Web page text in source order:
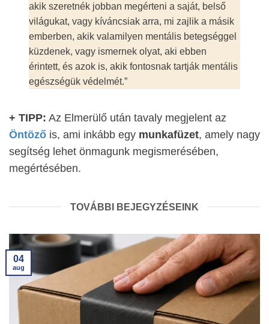
akik szeretnék jobban megérteni a saját, belső
világukat, vagy kíváncsiak arra, mi zajlik a másik
emberben, akik valamilyen mentális betegséggel
küzdenek, vagy ismernek olyat, aki ebben
érintett, és azok is, akik fontosnak tartják mentális
egészségük védelmét.”
+ TIPP: Az Elmerülő után tavaly megjelent az
Öntöző is, ami inkább egy munkafüzet, amely nagy
segítség lehet önmagunk megismerésében,
megértésében.
TOVÁBBI BEJEGYZÉSEINK
04
aug